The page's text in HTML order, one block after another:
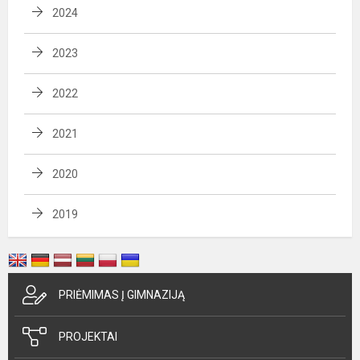
2024
2023
2022
2021
2020
2019
PRIĖMIMAS Į GIMNAZIJĄ
PROJEKTAI